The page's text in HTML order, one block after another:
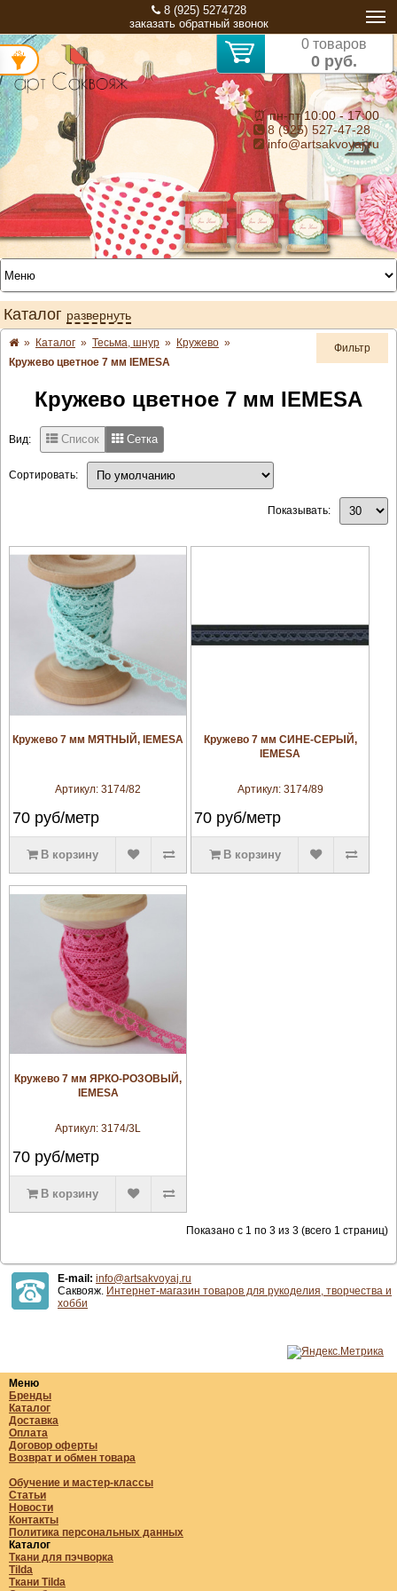
8 (925) 5274728
заказать обратный звонок
0 товаров
0 руб.
⏰ пн-пт 10:00 - 17:00
8 (925) 527-47-28
info@artsakvoyaj.ru
Каталог развернуть
Фильтр
» Каталог » Тесьма, шнур » Кружево »
Кружево цветное 7 мм IEMESA
Кружево цветное 7 мм IEMESA
Вид: Список Сетка
Сортировать:
Показывать:
увеличить
Кружево 7 мм МЯТНЫЙ, IEMESA
Артикул:3174/82
70руб/метр
В корзину
увеличить
Кружево 7 мм СИНЕ-СЕРЫЙ,
IEMESA
Артикул: 3174/89
70 руб/метр
В корзину
увеличить
Кружево 7 мм ЯРКО-РОЗОВЫЙ,
IEMESA
Артикул:3174/3L
70руб/метр
В корзину
Показано с 1 по 3 из 3 (всего 1 страниц)
E-mail: info@artsakvoyaj.ru
Саквояж. Интернет-магазин товаров для рукоделия, творчества и
хобби
Меню
Бренды
Каталог
Доставка
Оплата
Договор оферты
Возврат и обмен товара
Обучение и мастер-классы
Статьи
Новости
Контакты
Политика персональных данных
Каталог
Ткани для пэчворка
Tilda
Ткани Tilda